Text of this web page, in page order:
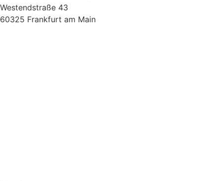
Westendstraße 43
60325 Frankfurt am Main